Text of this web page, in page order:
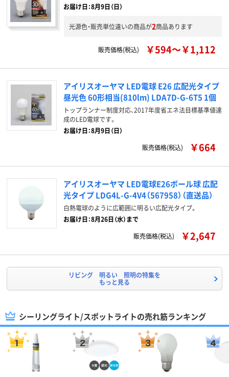
お届け日：8月9日（日）
光源色・販売単位違いの商品が2商品あります
販売価格(税込) ￥594～￥1,112
アイリスオーヤマ LED電球 E26 広配光タイプ
昼光色 60形相当(810lm) LDA7D-G-6T5 1個
トップランナー制度対応、2017年度省エネ法目標基準値達
成のLED電球です。
お届け日：8月9日（日）
販売価格(税込)
￥664
アイリスオーヤマ LED電球E26ボール球 広配
光タイプ LDG4L-G-4V4（567958）（直送品）
白熱電球のように広範囲に明るい広配光タイプ。
お届け日：8月26日（水）まで
販売価格(税込)
￥2,647
リビング 明るい 照明の特集を
もっと見る
シーリングライト/スポットライトの売れ筋ランキング